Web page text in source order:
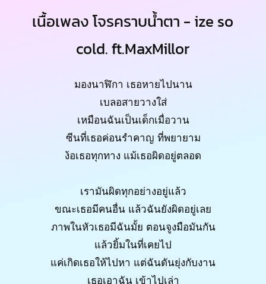
เนื้อเพลง โจรคราบน้ำตา - ize so
cold. ft.MaxMillor
มองนาฬิกา เธอหายไปนาน
เบลอสายวางใส่
เหมือนฉันเป็นเด็กเมื่อวาน
ซีนที่เธอค่อนรำคาญ ที่พยายาม
ง้อเธอทุกทาง แม้เธอผิดอยู่ตลอด
เรามันผิดทุกอย่างอยู่แล้ว
ขณะเธอมีคนอื่น แล้วฉันยังผิดอยู่เลย
ภาพในหัวเธอมีฉันมั้ย ตอนจูงมือมันกัน
แล้วยิ้มในที่เคยไป
แค่เกิดเธอให้ไปหา แต่ฉันดันยุ่งกับงาน
เธอเอาฉัน เข้าไปเล่า